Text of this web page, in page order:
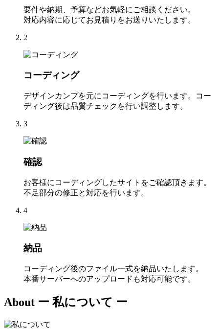
要件や納期、予算などお気軽にご相談ください。
対応内容に応じてお見積りをお送りいたします。
2
コーディング
デザインカンプを元にコーディングを行います。コー
ディング後は品質チェックを行い調整します。
3
確認
お客様にコーディングしたサイトをご確認頂きます。
不足部分の修正と対応を行います。
4
納品
コーディング後のファイル一式を納品いたします。
本番サーバーへのアップロードも対応可能です。
About ー 私について ー